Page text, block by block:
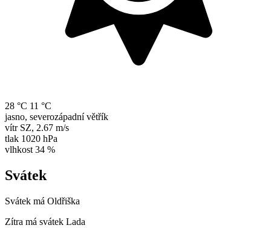
28 °C 11 °C
jasno, severozápadní větřík
vítr SZ, 2.67 m/s
tlak 1020 hPa
vlhkost 34 %
Svátek
Svátek má Oldřiška
Zítra má svátek Lada